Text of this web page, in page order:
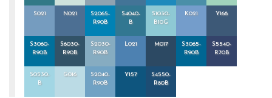
S021 N021
S2065-
R90B
S4040-
B
S1030-
B10G
K021 Y168
S3060-
R90B
S6030-
R90B
S2030-
R90B
L021 M017
S3065-
R90B
S5540-
R70B
S0530-
B
G016
S2040-
R90B
Y157
S4550-
R80B